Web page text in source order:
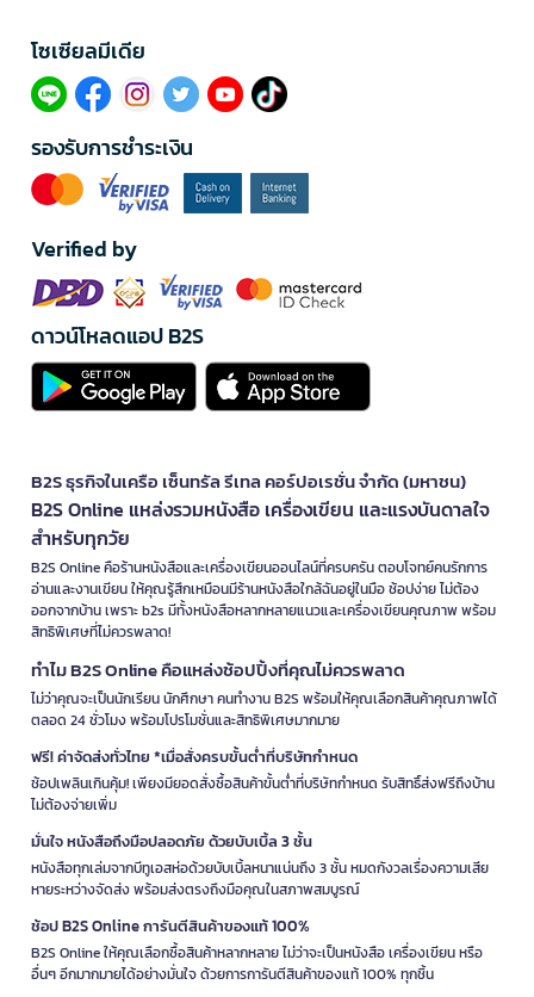
โซเซียลมีเดีย​
รองรับการชำระเงิน
Verified by
ดาวน์โหลดแอป B2S
B2S ธุรกิจในเครือ เซ็นทรัล รีเทล คอร์ปอเรชั่น จำกัด (มหาชน)
B2S Online แหล่งรวมหนังสือ เครื่องเขียน และแรงบันดาลใจ
สำหรับทุกวัย
B2S Online คือร้านหนังสือและเครื่องเขียนออนไลน์ที่ครบครัน ตอบโจทย์คนรักการ
อ่านและงานเขียน ให้คุณรู้สึกเหมือนมีร้านหนังสือใกล้ฉันอยู่ในมือ ช้อปง่าย ไม่ต้อง
ออกจากบ้าน เพราะ b2s มีทั้งหนังสือหลากหลายแนวและเครื่องเขียนคุณภาพ พร้อม
สิทธิพิเศษที่ไม่ควรพลาด!
ทำไม B2S Online คือแหล่งช้อปปิ้งที่คุณไม่ควรพลาด
ไม่ว่าคุณจะเป็นนักเรียน นักศึกษา คนทำงาน B2S พร้อมให้คุณเลือกสินค้าคุณภาพได้
ตลอด 24 ชั่วโมง พร้อมโปรโมชั่นและสิทธิพิเศษมากมาย
ฟรี! ค่าจัดส่งทั่วไทย *เมื่อสั่งครบขั้นต่ำที่บริษัทกำหนด
ช้อปเพลินเกินคุ้ม! เพียงมียอดสั่งซื้อสินค้าขั้นต่ำที่บริษัทกำหนด รับสิทธิ์ส่งฟรีถึงบ้าน
ไม่ต้องจ่ายเพิ่ม
มั่นใจ หนังสือถึงมือปลอดภัย ด้วยบับเบิ้ล 3 ชั้น
หนังสือทุกเล่มจากบีทูเอสห่อด้วยบับเบิ้ลหนาแน่นถึง 3 ชั้น หมดกังวลเรื่องความเสีย
หายระหว่างจัดส่ง พร้อมส่งตรงถึงมือคุณในสภาพสมบูรณ์
ช้อป B2S Online การันตีสินค้าของแท้ 100%
B2S Online ให้คุณเลือกซื้อสินค้าหลากหลาย ไม่ว่าจะเป็นหนังสือ เครื่องเขียน หรือ
อื่นๆ อีกมากมายได้อย่างมั่นใจ ด้วยการการันตีสินค้าของแท้ 100% ทุกชิ้น